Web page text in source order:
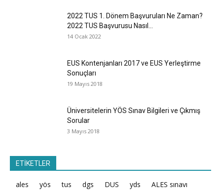
2022 TUS 1. Dönem Başvuruları Ne Zaman?
2022 TUS Başvurusu Nasıl...
14 Ocak 2022
EUS Kontenjanları 2017 ve EUS Yerleştirme
Sonuçları
19 Mayıs 2018
Üniversitelerin YÖS Sınav Bilgileri ve Çıkmış
Sorular
3 Mayıs 2018
ETİKETLER
ales yös tus dgs DUS yds
ALES sınavı